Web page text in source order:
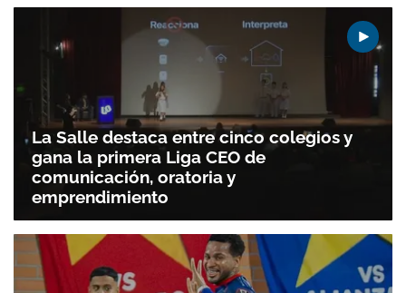
La Salle destaca entre cinco colegios y
gana la primera Liga CEO de
comunicación, oratoria y
emprendimiento